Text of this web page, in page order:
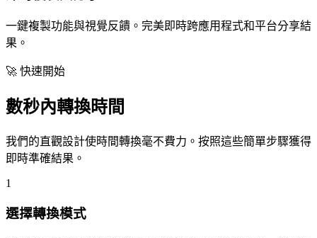
一鍵複製功能與視覺反饋。完美即時跨應用程式和平台分享結
果。
🚀 快速開始
數秒內轉換時間
我們的直觀設計使時間轉換毫不費力。按照這些簡單步驟獲得
即時準確結果。
1
選擇轉換模式